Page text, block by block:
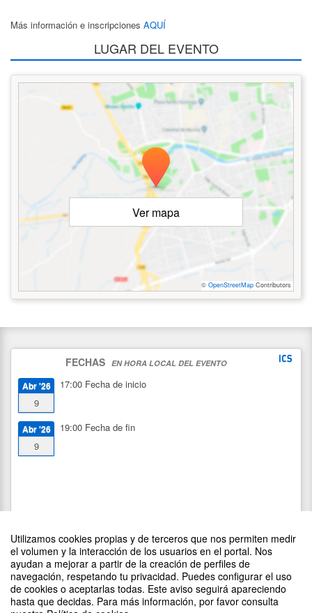
Utilizamos cookies propias y de terceros que nos permiten medir
el volumen y la interacción de los usuarios en el portal. Nos
ayudan a mejorar a partir de la creación de perfiles de
navegación, respetando tu privacidad. Puedes configurar el uso
de cookies o aceptarlas todas. Este aviso seguirá apareciendo
hasta que decidas. Para más información, por favor consulta
Más información e inscripciones AQUÍ
LUGAR DEL EVENTO
Ver mapa
© OpenStreetMap Contributors
FECHAS EN HORA LOCAL DEL EVENTO
Abr '26
9
17:00 Fecha de inicio
Abr '26
9
19:00 Fecha de fin
DIFUNDE TU EVENTO PONIENDO EL SIGUIENTE CÓDIGO
EN TU SITIO